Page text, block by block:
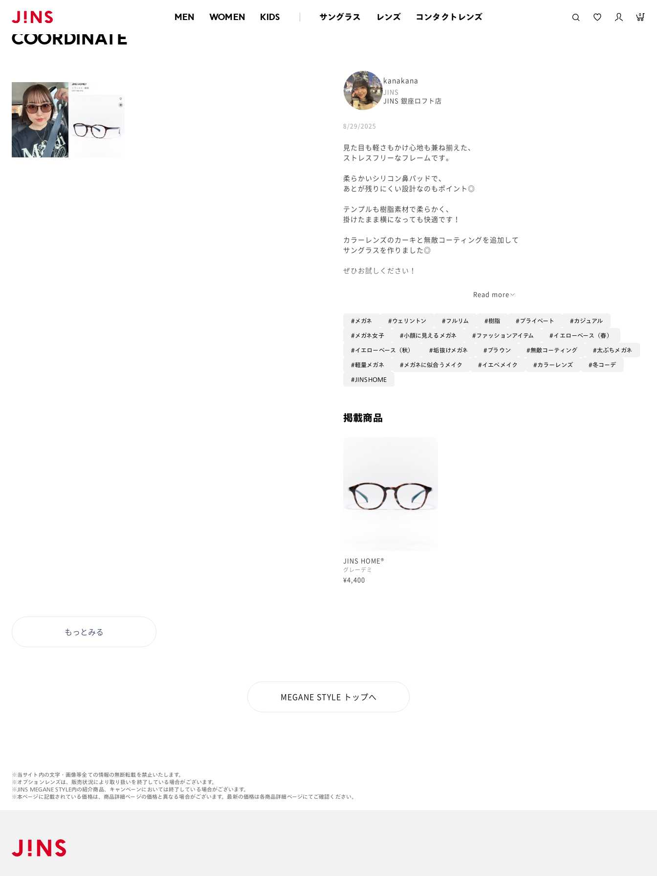
MEN WOMEN KIDS サングラス レンズ コンタクトレンズ 0
メガネのJINS TOP
COORDINATE
kanakana
JINS
JINS 銀座ロフト店
8/29/2025
見た目も軽さもかけ心地も兼ね揃えた、
ストレスフリーなフレームです。
柔らかいシリコン鼻パッドで、
あとが残りにくい設計なのもポイント◎
テンプルも樹脂素材で柔らかく、
掛けたまま横になっても快適です！
カラーレンズのカーキと無敵コーティングを追加して
サングラスを作りました◎
ぜひお試しください！
Read more
メガネ ウェリントン フルリム 樹脂 プライベート カジュアル
メガネ女子 小顔に見えるメガネ ファッションアイテム イエローベース（春）
イエローベース（秋） 垢抜けメガネ ブラウン 無敵コーティング 太ぶちメガネ
軽量メガネ メガネに似合うメイク イエベメイク カラーレンズ 冬コーデ
JINSHOME
掲載商品
JINS HOME®
グレーデミ
¥4,400
もっとみる
MEGANE STYLE トップへ
※当サイト内の文字・画像等全ての情報の無断転載を禁止いたします。
※オプションレンズは、販売状況により取り扱いを終了している場合がございます。
※JINS MEGANE STYLE内の紹介商品、キャンペーンにおいては終了している場合がございます。
※本ページに記載されている価格は、商品詳細ページの価格と異なる場合がございます。最新の価格は各商品詳細ページにてご確認ください。